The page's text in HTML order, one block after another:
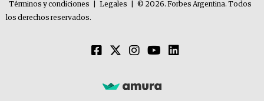
Términos y condiciones
Legales
© 2026. Forbes Argentina. Todos
los derechos reservados.